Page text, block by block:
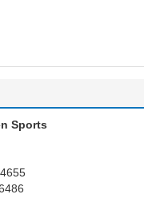
Sports